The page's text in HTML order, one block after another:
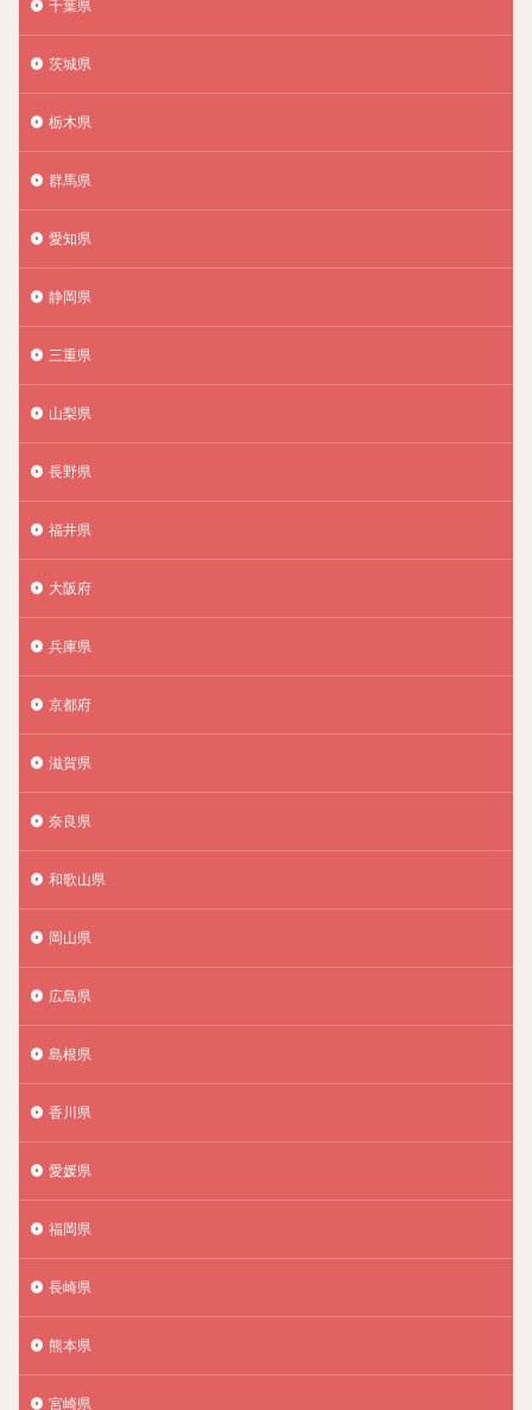
千葉県
茨城県
栃木県
群馬県
愛知県
静岡県
三重県
山梨県
長野県
福井県
大阪府
兵庫県
京都府
滋賀県
奈良県
和歌山県
岡山県
広島県
島根県
香川県
愛媛県
福岡県
長崎県
熊本県
宮崎県